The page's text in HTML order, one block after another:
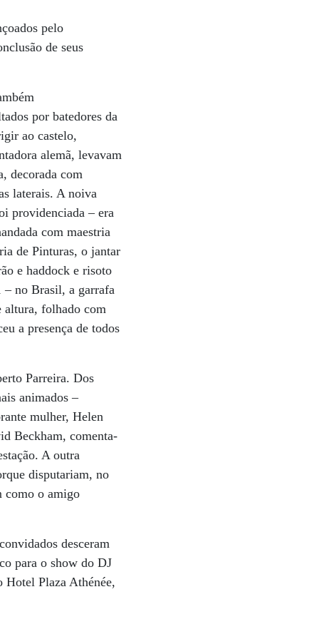
pelo
de seus
por batedores da
ao castelo,
alemã, levavam
decorada com
laterais. A noiva
providenciada – era
com maestria
de Pinturas, o jantar
e haddock e risoto
– no Brasil, a garrafa
altura, folhado com
a presença de todos
Parreira. Dos
animados –
mulher, Helen
Beckham, comenta-
A outra
disputariam, no
como o amigo
desceram
para o show do DJ
Hotel Plaza Athénée,